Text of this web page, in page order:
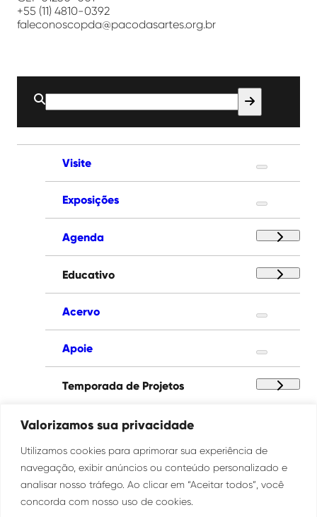
Valorizamos sua privacidade
Utilizamos cookies para aprimorar sua experiência de
navegação, exibir anúncios ou conteúdo personalizado e
analisar nosso tráfego. Ao clicar em “Aceitar todos”, você
concorda com nosso uso de cookies.
+55 (11) 4810-0392
faleconoscopda@pacodasartes.org.br
Buscar
por:
Visite
Exposições
Agenda
Educativo
Acervo
Apoie
Temporada de Projetos
Paço das Artes
Institucional